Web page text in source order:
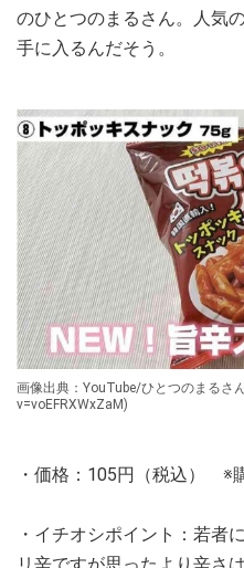
のひとつのまるさん。人気
手に入るんだそう。
画像出典：YouTube/ひとつのまる
v=voEFRXWxZaM)
・価格：105円（税込） ※
・イチオシポイント：若者